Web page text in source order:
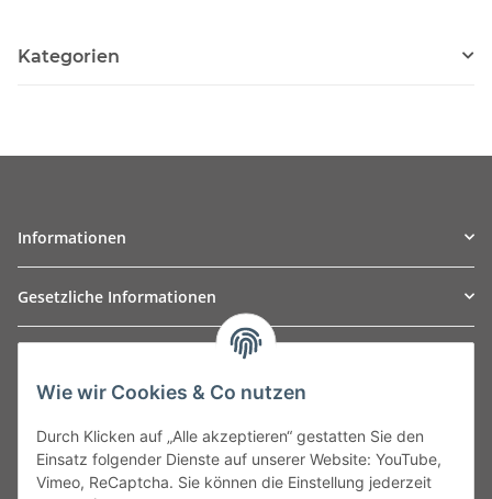
Kategorien
Informationen
Gesetzliche Informationen
Leibnizstraße 2a
Germany
Phone:+49 40 5287270
Wie wir Cookies & Co nutzen
Durch Klicken auf „Alle akzeptieren“ gestatten Sie den
Einsatz folgender Dienste auf unserer Website: YouTube,
Vimeo, ReCaptcha. Sie können die Einstellung jederzeit